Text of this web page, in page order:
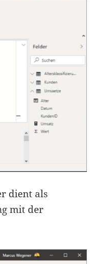
dient als
mit der